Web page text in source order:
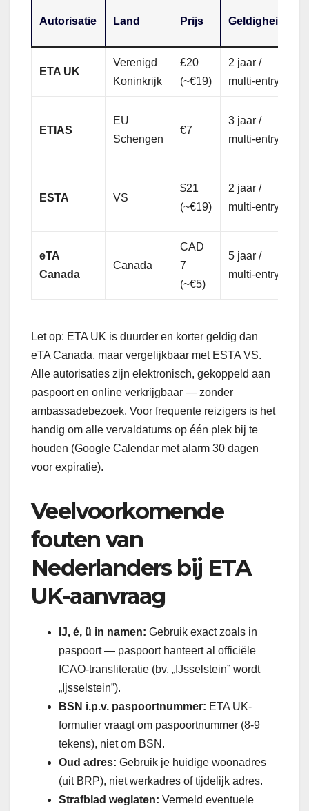
Autorisatie Land Prijs Geldigheid
ETA UK
Verenigd
Koninkrijk
£20
(~€19)
2 jaar /
multi-entry
ETIAS
EU
Schengen
€7
3 jaar /
multi-entry
ESTA VS
$21
(~€19)
2 jaar /
multi-entry
eTA
Canada
Canada
CAD
7
(~€5)
5 jaar /
multi-entry
Let op: ETA UK is duurder en korter geldig dan
eTA Canada, maar vergelijkbaar met ESTA VS.
Alle autorisaties zijn elektronisch, gekoppeld aan
paspoort en online verkrijgbaar — zonder
ambassadebezoek. Voor frequente reizigers is het
handig om alle vervaldatums op één plek bij te
houden (Google Calendar met alarm 30 dagen
voor expiratie).
Veelvoorkomende
fouten van
Nederlanders bij ETA
UK-aanvraag
IJ, é, ü in namen: Gebruik exact zoals in
paspoort — paspoort hanteert al officiële
ICAO-transliteratie (bv. „IJsselstein” wordt
„Ijsselstein”).
BSN i.p.v. paspoortnummer: ETA UK-
formulier vraagt om paspoortnummer (8-9
tekens), niet om BSN.
Oud adres: Gebruik je huidige woonadres
(uit BRP), niet werkadres of tijdelijk adres.
Strafblad weglaten: Vermeld eventuele